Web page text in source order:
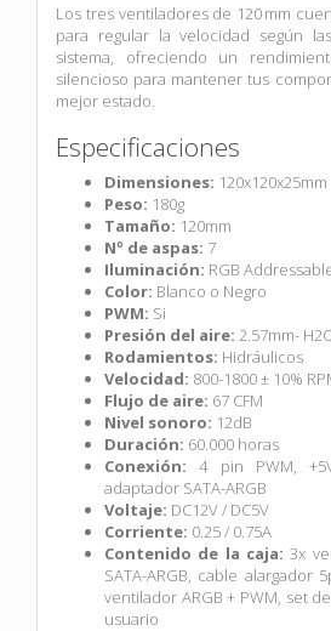
Los tres ventiladores de 120 mm
para regular la velocidad según
sistema, ofreciendo un
silencioso para mantener tus
mejor estado.
Especificaciones
Dimensiones: 120x120x25mm
Peso: 180g
Tamaño: 120mm
Nº de aspas: 7
Iluminación: RGB
Color: Blanco o Negro
PWM: Si
Presión del aire: 2.57mm-
Rodamientos: Hidráulicos
Velocidad: 800-1800 ± 10%
Flujo de aire: 67 CFM
Nivel sonoro: 12dB
Duración: 60.000 horas
Conexión:
4 pin PWM,
adaptador SATA-ARGB
Voltaje: DC12V / DC5V
Corriente: 0.25 / 0.75A
Contenido de la caja: 3x
SATA-ARGB, cable alargador
ventilador ARGB + PWM, set
usuario